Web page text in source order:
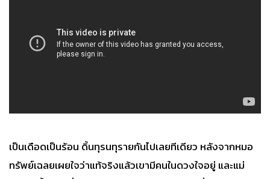
เป็นเดือดเป็นร้อน ดิ้นทุรนทุรายกันไปเลยทีเดียว หลังจากหมอ
ทรัพย์เฉลยเผยใจว่าแท้จริงแล้วเขามีคนในดวงใจอยู่ และแม่